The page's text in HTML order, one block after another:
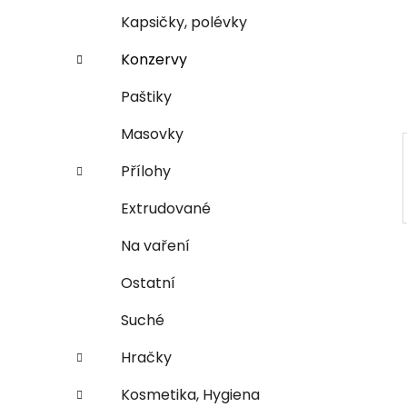
í
p
l
Kapsičky, polévky
Konzervy
Paštiky
Masovky
Přílohy
Extrudované
Na vaření
Ostatní
Suché
Hračky
Kosmetika, Hygiena